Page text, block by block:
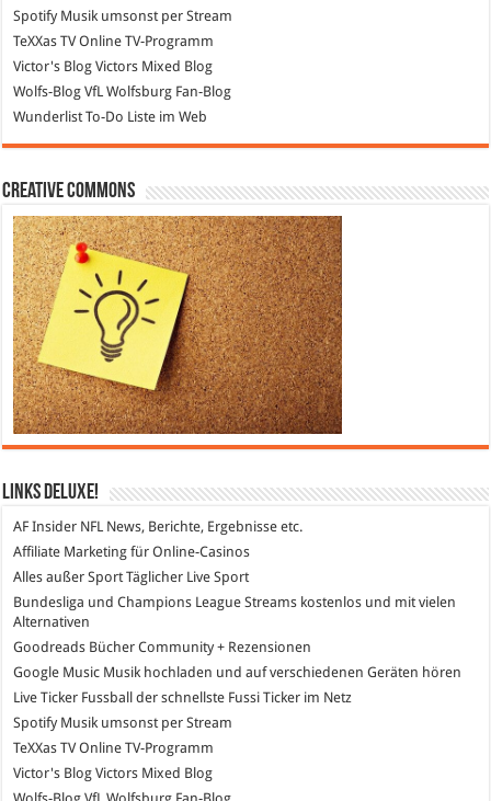
SpotifyMusik umsonst per Stream
TeXXas TVOnline TV-Programm
Victor's Blog Victors Mixed Blog
Wolfs-Blog VfL Wolfsburg Fan-Blog
Wunderlist To-Do Liste im Web
Creative Commons
Links DeLuXe!
AF Insider NFL News, Berichte, Ergebnisse etc.
Affiliate Marketing für Online-Casinos
Alles außer SportTäglicher Live Sport
Bundesliga und Champions League Streams kostenlos und mit vielen
Alternativen
Goodreads Bücher Community + Rezensionen
Google Music Musik hochladen und auf verschiedenen Geräten hören
Live Ticker Fussball
der schnellste Fussi Ticker im Netz
SpotifyMusik umsonst per Stream
TeXXas TVOnline TV-Programm
Victor's Blog Victors Mixed Blog